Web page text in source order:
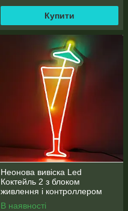
Купити
Неонова вивіска Led
Коктейль 2 з блоком
живлення і контроллером
500х180мм
В наявності